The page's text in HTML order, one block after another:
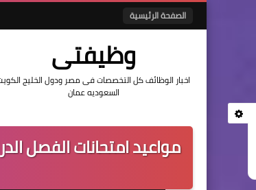
الصفحة الرئيسية
وظيفتى
اخبار الوظائف كل التخصصات فى مصر ودول الخليج
السعوديه عمان
مواعيد امتحانات الفصل